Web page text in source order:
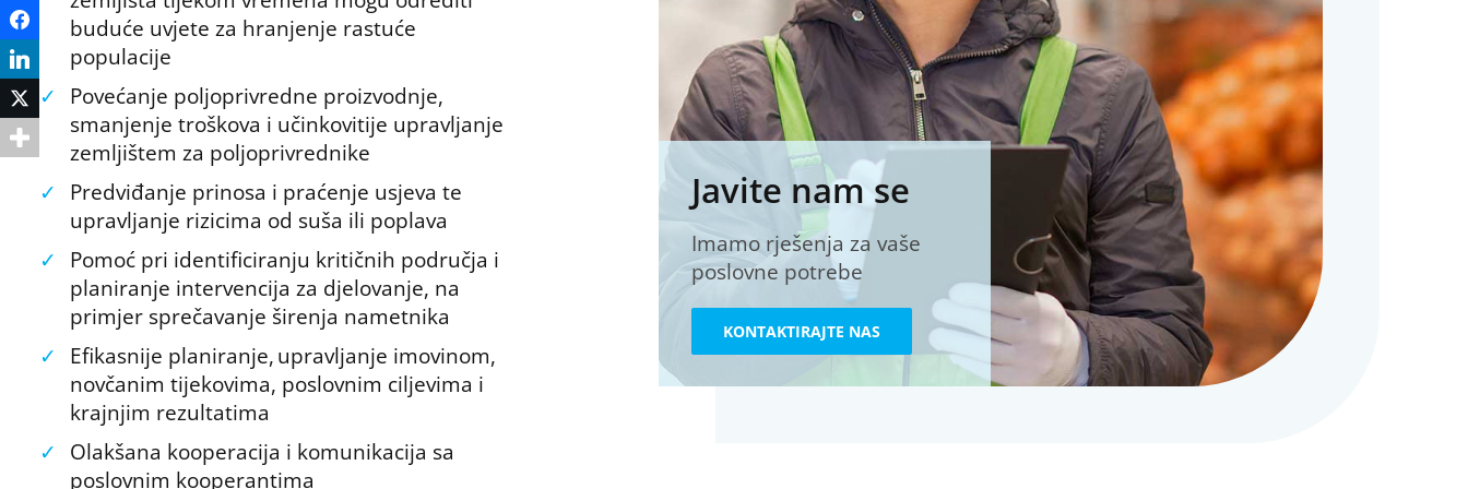
buduće uvjete za hranjenje rastuće
populacije
✓
Povećanje poljoprivredne proizvodnje,
smanjenje troškova i učinkovitije upravljanje
zemljištem za poljoprivrednike
✓
Predviđanje prinosa i praćenje usjeva te
upravljanje rizicima od suša ili poplava
✓
Pomoć pri identificiranju kritičnih područja i
planiranje intervencija za djelovanje, na
primjer sprečavanje širenja nametnika
✓
Efikasnije planiranje, upravljanje imovinom,
novčanim tijekovima, poslovnim ciljevima i
krajnjim rezultatima
✓
Olakšana kooperacija i komunikacija sa
poslovnim kooperantima
Javite nam se
Imamo rješenja za vaše
poslovne potrebe
KONTAKTIRAJTE NAS
Facebook
LinkedIn
Twitter